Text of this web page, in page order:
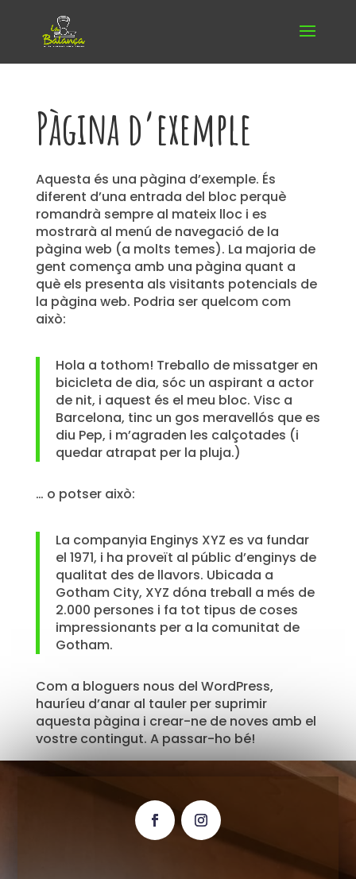
Pàgina d’exemple
Aquesta és una pàgina d’exemple. És
diferent d’una entrada del bloc perquè
romandrà sempre al mateix lloc i es
mostrarà al menú de navegació de la
pàgina web (a molts temes). La majoria de
gent comença amb una pàgina quant a
què els presenta als visitants potencials de
la pàgina web. Podria ser quelcom com
això:
Hola a tothom! Treballo de missatger en
bicicleta de dia, sóc un aspirant a actor
de nit, i aquest és el meu bloc. Visc a
Barcelona, tinc un gos meravellós que es
diu Pep, i m’agraden les calçotades (i
quedar atrapat per la pluja.)
… o potser això:
La companyia Enginys XYZ es va fundar
el 1971, i ha proveït al públic d’enginys de
qualitat des de llavors. Ubicada a
Gotham City, XYZ dóna treball a més de
2.000 persones i fa tot tipus de coses
impressionants per a la comunitat de
Gotham.
Com a bloguers nous del WordPress,
hauríeu d’anar al tauler per suprimir
aquesta pàgina i crear-ne de noves amb el
vostre contingut. A passar-ho bé!